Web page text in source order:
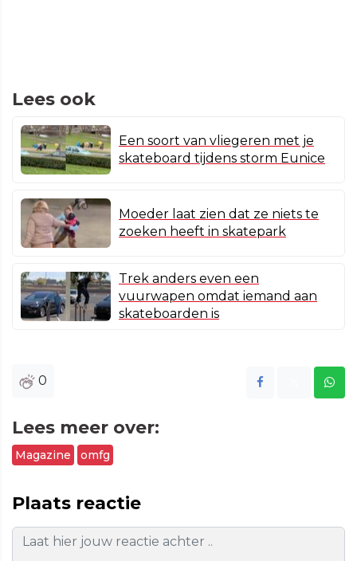
Lees ook
Een soort van vliegeren met je
skateboard tijdens storm Eunice
Moeder laat zien dat ze niets te
zoeken heeft in skatepark
Trek anders even een
vuurwapen omdat iemand aan
skateboarden is
0
Lees meer over:
Magazine omfg
Plaats reactie